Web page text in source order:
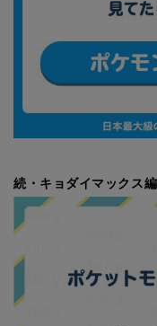
続・キョダイマックス